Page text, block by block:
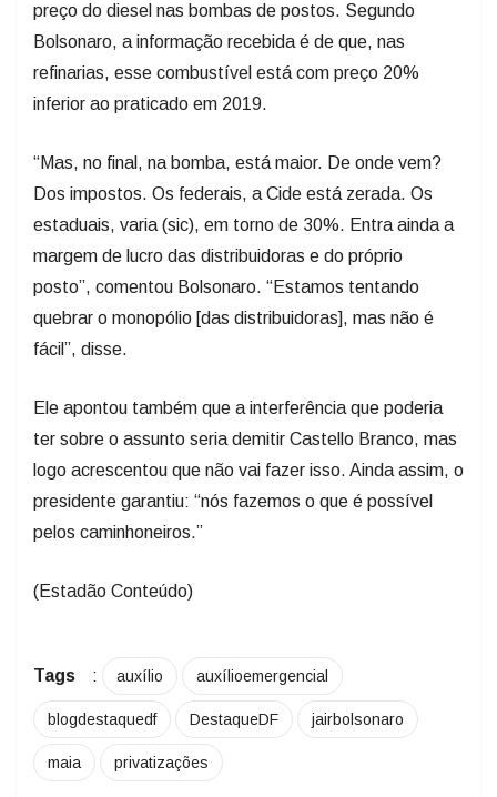
preço do diesel nas bombas de postos. Segundo
Bolsonaro, a informação recebida é de que, nas
refinarias, esse combustível está com preço 20%
inferior ao praticado em 2019.
“Mas, no final, na bomba, está maior. De onde vem?
Dos impostos. Os federais, a Cide está zerada. Os
estaduais, varia (sic), em torno de 30%. Entra ainda a
margem de lucro das distribuidoras e do próprio
posto”, comentou Bolsonaro. “Estamos tentando
quebrar o monopólio [das distribuidoras], mas não é
fácil”, disse.
Ele apontou também que a interferência que poderia
ter sobre o assunto seria demitir Castello Branco, mas
logo acrescentou que não vai fazer isso. Ainda assim, o
presidente garantiu: “nós fazemos o que é possível
pelos caminhoneiros.”
(Estadão Conteúdo)
Tags : auxílio auxílioemergencial
blogdestaquedf DestaqueDF jairbolsonaro
maia privatizações